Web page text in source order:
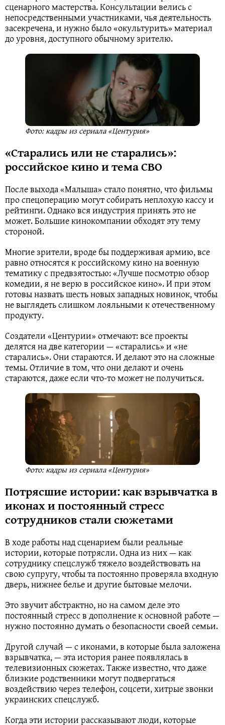
сценарного мастерства. Консультации велись с
непосредственными участниками, чья деятельность
засекречена, и нужно было «окультурить» материал
до уровня, доступного обычному зрителю.
Фото: кадры из сериала «Центурия»
«Старались или не старались»:
российское кино и тема СВО
После выхода «Малыша» стало понятно, что фильмы
про спецоперацию могут собирать неплохую кассу и
рейтинги. Однако вся индустрия принять это не
может. Большие кинокомпании обходят эту тему
стороной.
Многие зрители, вроде бы поддерживая армию, все
равно относятся к российскому кино на военную
тематику с предвзятостью: «Лучше посмотрю обзор
комедии, я не верю в российское кино». И при этом
готовы назвать шесть новых западных новинок, чтобы
не выглядеть слишком лояльными к отечественному
продукту.
Создатели «Центурии» отмечают: все проекты
делятся на две категории — «старались» и «не
старались». Они стараются. И делают это на сложные
темы. Отличие в том, что они делают и очень
стараются, даже если что-то может не получиться.
Фото: кадры из сериала «Центурия»
Потрясшие истории: как взрывчатка в
иконах и постоянный стресс
сотрудников стали сюжетами
В ходе работы над сценарием были реальные
истории, которые потрясли. Одна из них — как
сотруднику спецслужб тяжело воздействовать на
свою супругу, чтобы та постоянно проверяла входную
дверь, нижнее белье и другие бытовые мелочи.
Это звучит абстрактно, но на самом деле это
постоянный стресс в дополнение к основной работе —
нужно постоянно думать о безопасности своей семьи.
Другой случай — с иконами, в которые была заложена
взрывчатка, — эта история ранее появлялась в
телевизионных сюжетах. Также известно, что даже
близкие родственники могут подвергаться
воздействию через телефон, соцсети, хитрые звонки
украинских спецслужб.
Когда эти истории рассказывают люди, которые